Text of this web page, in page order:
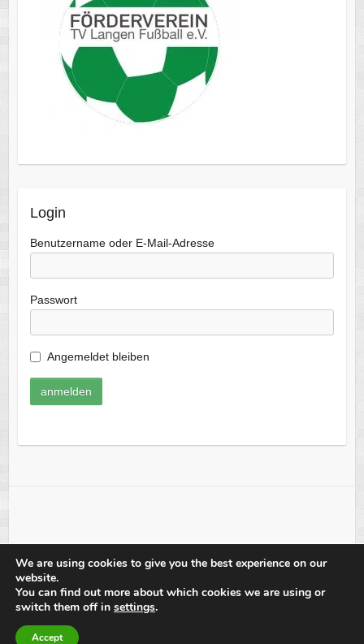
Login
Benutzername oder E-Mail-Adresse
Passwort
Angemeldet bleiben
Copyright © 2026 TV Langen Fussball . Theme by
Powered by
We are using cookies to give you the best experience on our
website.
You can find out more about which cookies we are using or
switch them off in settings.
Accept